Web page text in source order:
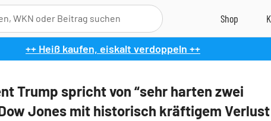
++ Heiß kaufen, eiskalt verdoppeln ++
Trump spricht von “sehr harten zwei
Jones mit historisch kräftigem Verlust